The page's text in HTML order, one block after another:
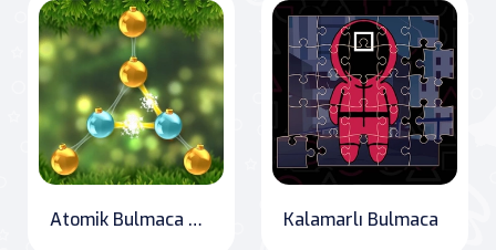
Atomik Bulmaca Noel Kalamarlı Bulmaca